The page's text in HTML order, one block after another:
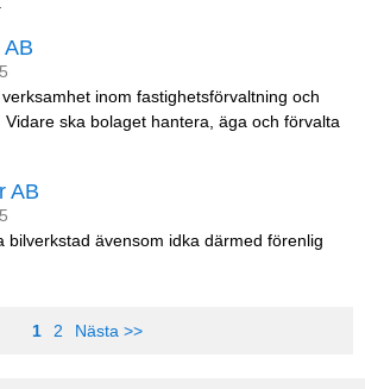
inom fastighetsförvaltning och
Vidare ska bolaget hantera, äga och förvalta
AB
bilverkstad ävensom idka därmed förenlig
1 2 Nästa >>